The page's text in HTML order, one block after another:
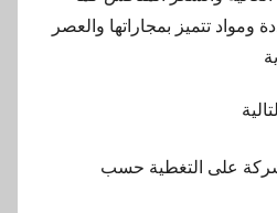
ومواد تتميز بمجاراتها والعصر
على التغطية حسب